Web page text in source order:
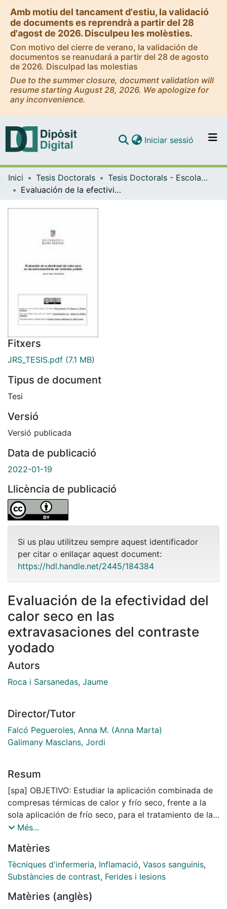
Amb motiu del tancament d'estiu, la validació
de documents es reprendrà a partir del 28
d'agost de 2026. Disculpeu les molèsties.
Con motivo del cierre de verano, la validación de
documentos se reanudará a partir del 28 de agosto
de 2026. Disculpad las molestias
Due to the summer closure, document validation will
resume starting August 28, 2026. We apologize for
any inconvenience.
Navega per tot el DD
Iniciar sessió (current)
Inici Tesis Doctorals
Tesis Doctorals - Escola Universitària d'Infermeria
Evaluación de la efectividad del calor seco en las extravasaciones del contraste yodado
Fitxers
JRS_TESIS.pdf (7.1 MB)
Tipus de document
Tesi
Versió
Versió publicada
Data de publicació
2022-01-19
Llicència de publicació
Si us plau utilitzeu sempre aquest identificador
per citar o enllaçar aquest document:
https://hdl.handle.net/2445/184384
Evaluación de la efectividad del
calor seco en las
extravasaciones del contraste
yodado
Autors
Roca i Sarsanedas, Jaume
Director/Tutor
Falcó Pegueroles, Anna M. (Anna Marta)
Galimany Masclans, Jordi
Resum
[spa] OBJETIVO: Estudiar la aplicación combinada de
compresas térmicas de calor y frío seco, frente a la
sola aplicación de frío seco, para el tratamiento de las
lesiones por extravasación de contraste yodado no
MÉTODO: Ensayo clínico experimental no
probabilístico de tipo consecutivo y multicéntrico.
septiembre de 2020. Se incluyeron pacientes que
Més...
Matèries
Tècniques d'infermeria, Inflamació, Vasos sanguinis,
Substàncies de contrast, Ferides i lesions
Matèries (anglès)